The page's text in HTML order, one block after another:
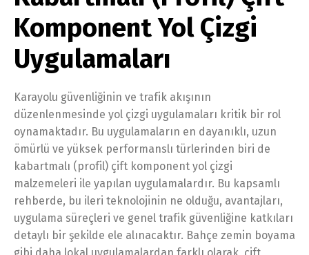
Komponent Yol Çizgi
Uygulamaları
Karayolu güvenliğinin ve trafik akışının
düzenlenmesinde yol çizgi uygulamaları kritik bir rol
oynamaktadır. Bu uygulamaların en dayanıklı, uzun
ömürlü ve yüksek performanslı türlerinden biri de
kabartmalı (profil) çift komponent yol çizgi
malzemeleri ile yapılan uygulamalardır. Bu kapsamlı
rehberde, bu ileri teknolojinin ne olduğu, avantajları,
uygulama süreçleri ve genel trafik güvenliğine katkıları
detaylı bir şekilde ele alınacaktır. Bahçe zemin boyama